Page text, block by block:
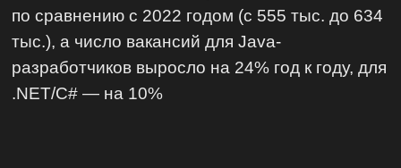
по сравнению с 2022 годом (с 555 тыс. до 634
тыс.), а число вакансий для Java-
разработчиков выросло на 24% год к году, для
.NET/C# — на 10%